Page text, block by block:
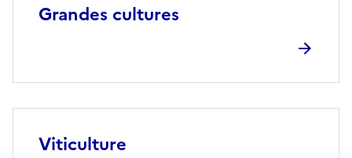
Grandes cultures
Viticulture